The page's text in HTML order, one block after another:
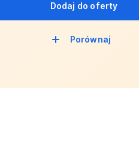
Dodaj do oferty
Porównaj